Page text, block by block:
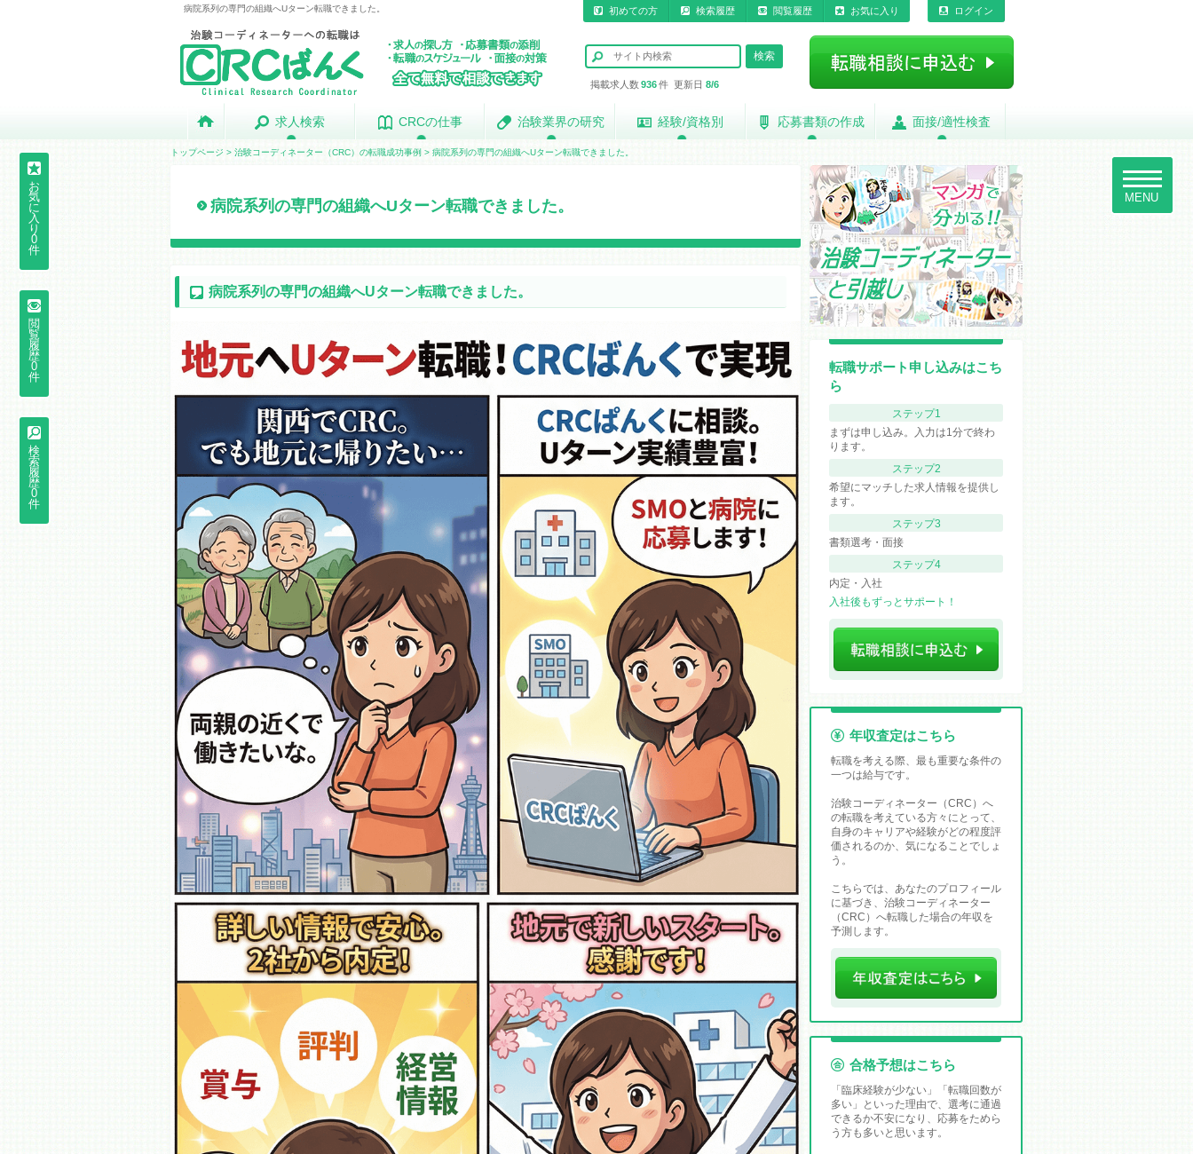
病院系列の専門の組織へUターン転職できました。 ログイン
初めての方 検索履歴 閲覧履歴 お気に入り
掲載求人数936 件 更新日 8/6
求人検索
求人検索 CRCの仕事
CRCの仕事 治験業界の研究
治験業界の研究 経験/資格別
経験/資格別 応募書類の作成
応募書類の作成 面接/適性検査
面接/適性検査
トップページ > 治験コーディネーター（CRC）の転職成功事例 > 病院系列の専門の組織へUターン転職できました。
病院系列の専門の組織へUターン転職できました。
病院系列の専門の組織へUターン転職できました。
転職サポート申し込みはこち
ら
ステップ1
まずは申し込み。入力は1分で終わ
ります。
ステップ2
希望にマッチした求人情報を提供し
ます。
ステップ3
書類選考・面接
ステップ4
内定・入社
入社後もずっとサポート！
年収査定はこちら
転職を考える際、最も重要な条件の
一つは給与です。
治験コーディネーター（CRC）へ
の転職を考えている方々にとって、
自身のキャリアや経験がどの程度評
価されるのか、気になることでしょ
う。
こちらでは、あなたのプロフィール
に基づき、治験コーディネーター
（CRC）へ転職した場合の年収を
予測します。
合格予想はこちら
「臨床経験が少ない」「転職回数が
多い」といった理由で、選考に通過
できるか不安になり、応募をためら
う方も多いと思います。
お
気
に
入
り
0
件
閲
覧
履
歴
0
件
検
索
履
歴
0
件
toggle
navigation
MENU